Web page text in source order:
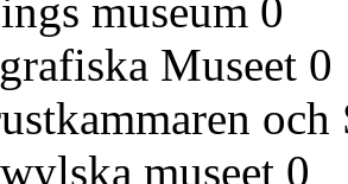
museum 0
Museet 0
och
museet 0